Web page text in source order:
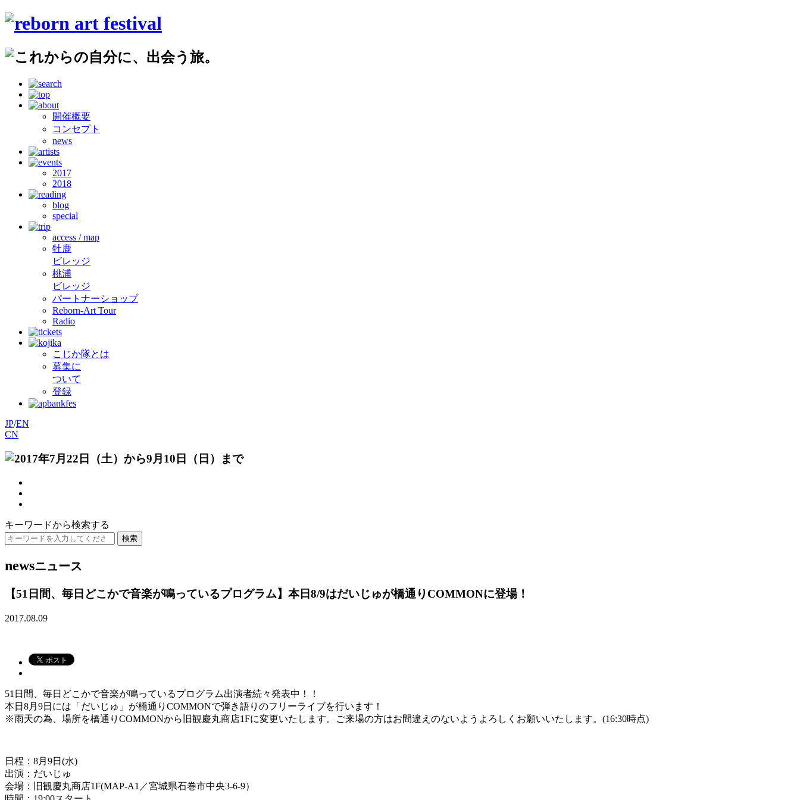
開催概要
コンセプト
news
2017
2018
blog
special
access / map
牡鹿
ビレッジ
桃浦
ビレッジ
パートナーショップ
Reborn-Art Tour
Radio
こじか隊とは
募集に
ついて
登録
JP/EN
CN
キーワードから検索する
newsニュース
【51日間、毎日どこかで音楽が鳴っているプログラム】本日8/9はだいじゅが橋通りCOMMONに登場！
2017.08.09
51日間、毎日どこかで音楽が鳴っているプログラム出演者続々発表中！！
本日8月9日には「だいじゅ」が橋通りCOMMONで弾き語りのフリーライブを行います！
※雨天の為、場所を橋通りCOMMONから旧観慶丸商店1Fに変更いたします。ご来場の方はお間違えのないようよろしくお願いいたします。(16:30時点)
日程：8月9日(水)
出演：だいじゅ
会場：旧観慶丸商店1F(MAP-A1／宮城県石巻市中央3-6-9）